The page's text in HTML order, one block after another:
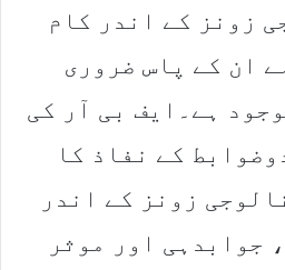
زونز کے اندر کام
ان کے پاس ضروری
ہے۔ایف بی آر کی
کے نفاذ کا
زونز کے اندر
جوابدہی اور موثر